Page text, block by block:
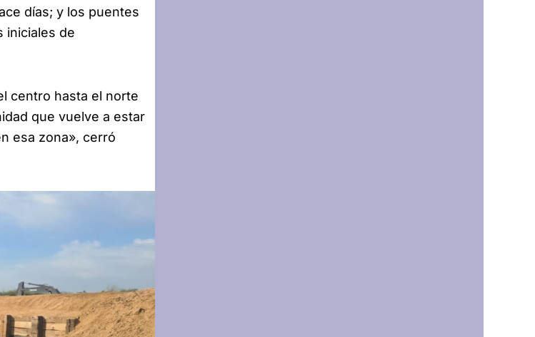
días; y los puentes
iniciales de
centro hasta el norte
que vuelve a estar
esa zona», cerró